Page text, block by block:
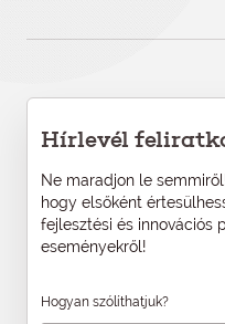
Hírlevél
Ne maradjon le
hogy elsőként
fejlesztési és innovációs
eseményekről!
Hogyan szólíthatjuk?